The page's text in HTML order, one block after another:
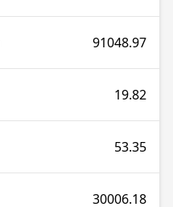
91048.97
19.82
53.35
30006.18